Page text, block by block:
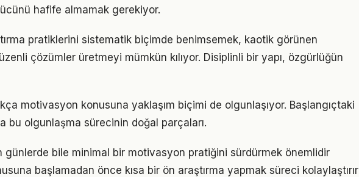
hafife almamak gerekiyor.
pratiklerini sistematik biçimde benimsemek, kaotik görünen
çözümler üretmeyi mümkün kılıyor. Disiplinli bir yapı, özgürlüğün
motivasyon konusuna yaklaşım biçimi de olgunlaşıyor. Başlangıçtaki
bu olgunlaşma sürecinin doğal parçaları.
günlerde bile minimal bir motivasyon pratiğini sürdürmek önemlidir
başlamadan önce kısa bir ön araştırma yapmak süreci kolaylaştırır